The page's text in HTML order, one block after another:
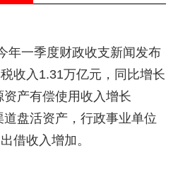
一季度财政收支新闻发布
收入1.31万亿元，同比增长
产有偿使用收入增长
盘活资产，行政事业单位
借收入增加。